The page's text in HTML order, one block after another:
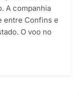
A companhia
entre Confins e
O voo no